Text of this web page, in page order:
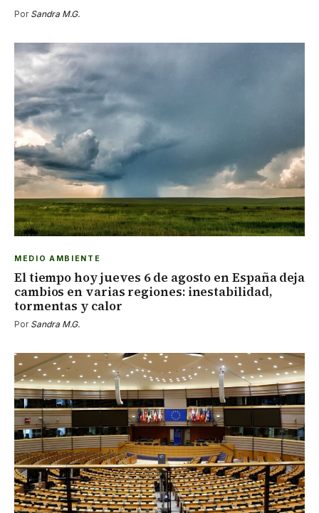
Por Sandra M.G.
MEDIO AMBIENTE
El tiempo hoy jueves 6 de agosto en España deja
cambios en varias regiones: inestabilidad,
tormentas y calor
Por Sandra M.G.